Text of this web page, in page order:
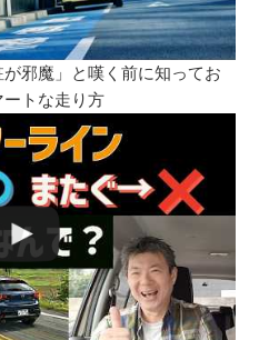
が邪魔」と嘆く前に知ってお
ートな走り方